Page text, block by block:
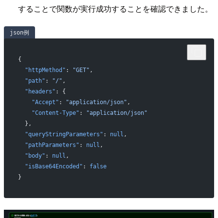
することで関数が実行成功することを確認できました。
json例
{
  "httpMethod"
: "GET" ,
  "path"
: "/" ,
  "headers"
: {
    "Accept"
: "application/json" ,
    "Content-Type"
:
"application/json"
  },
  "queryStringParameters"
: null ,
  "pathParameters"
: null ,
  "body"
: null ,
  "isBase64Encoded"
: false
}